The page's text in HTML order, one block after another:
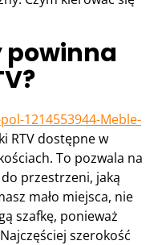
1214553944-Meble-
RTV dostępne w
To pozwala na
przestrzeni, jaką
mało miejsca, nie
szafkę, ponieważ
szerokość